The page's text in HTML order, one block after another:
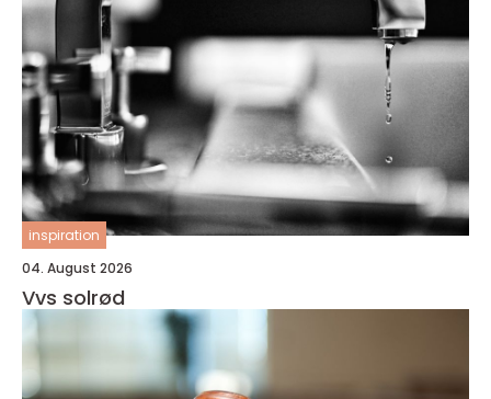
inspiration
04. August 2026
Vvs solrød